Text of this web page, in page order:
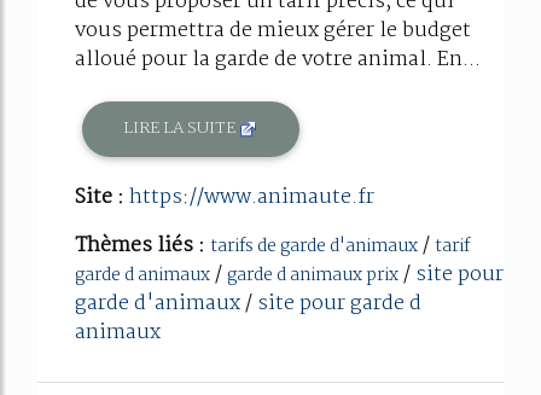
vous permettra de mieux gérer le budget
alloué pour la garde de votre animal. En...
LIRE LA SUITE
Site : https://www.animaute.fr
Thèmes liés : tarifs de garde d'animaux/ tarif
garde d animaux/ garde d animaux prix/site pour
garde d'animaux/site pour garde d
animaux